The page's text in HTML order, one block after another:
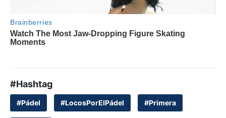
#Hashtag
#Pádel #LocosPorElPádel #Primera